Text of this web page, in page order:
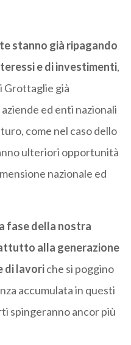
stanno già ripagando
e di investimenti,
Grottaglie già
ed enti nazionali
come nel caso dello
ulteriori opportunità
nazionale ed
fase della nostra
alla generazione
di lavoriche si poggino
accumulata in questi
spingeranno ancor più